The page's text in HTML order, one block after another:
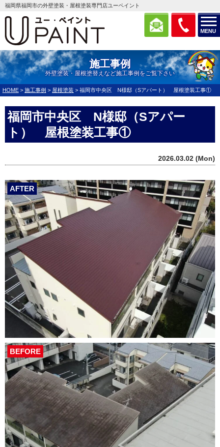
MENU
福岡県福岡市の外壁塗装・屋根塗装専門店ユーペイント
施工事例
外壁塗装・屋根塗替えなど施工事例をご覧下さい
HOME > 施工事例 > 屋根塗装 > 福岡市中央区 N様邸（Sアパート） 屋根塗装工事①
福岡市中央区 N様邸（Sアパー
ト） 屋根塗装工事①
2026.03.02 (Mon)
AFTER
BEFORE